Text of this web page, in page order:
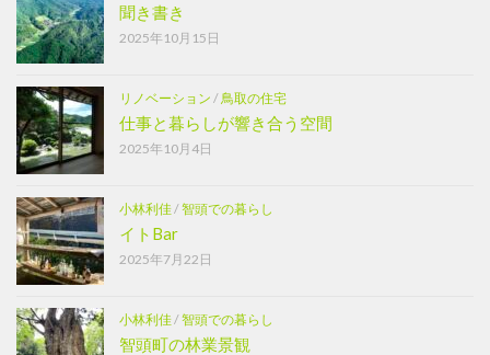
聞き書き
2025年10月15日
リノベーション / 鳥取の住宅
仕事と暮らしが響き合う空間
2025年10月4日
小林利佳/智頭での暮らし
イトBar
2025年7月22日
小林利佳/智頭での暮らし
智頭町の林業景観